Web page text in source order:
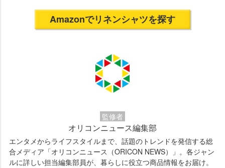
Amazonでリネンシャツを探す
監修者
オリコンニュース編集部
エンタメからライフスタイルまで、話題のトレンドを発信する総
合メディア「オリコンニュース（ORICON NEWS）」。各ジャン
ルに詳しい担当編集部員が、暮らしに役立つ商品情報をお届け。